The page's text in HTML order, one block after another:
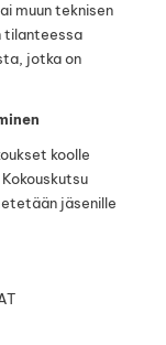
muun teknisen
tilanteessa
jotka on
koolle
jäsenille